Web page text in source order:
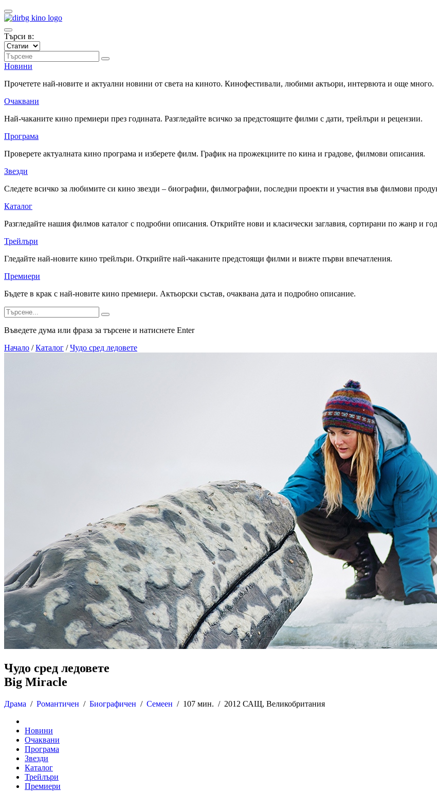
Търси в:
Новини
Прочетете най-новите и актуални новини от света на киното. Кинофестивали, любими актьори, интервюта и още много.
Очаквани
Най-чаканите кино премиери през годината. Разгледайте всичко за предстоящите филми с дати, трейлъри и рецензии.
Програма
Проверете актуалната кино програма и изберете филм. График на прожекциите по кина и градове, филмови описания.
Звезди
Следете всичко за любимите си кино звезди – биографии, филмографии, последни проекти и участия във филмови
Каталог
Разгледайте нашия филмов каталог с подробни описания. Открийте нови и класически заглавия, сортирани по жанр и
Трейлъри
Гледайте най-новите кино трейлъри. Открийте най-чаканите предстоящи филми и вижте първи впечатления.
Премиери
Бъдете в крак с най-новите кино премиери. Актьорски състав, очаквана дата и подробно описание.
Въведете дума или фраза за търсене и натиснете Enter
Начало / Каталог / Чудо сред ледовете
Чудо сред ледовете
Big Miracle
Драма / Романтичен / Биографичен / Семеен / 107 мин. / 2012 САЩ, Великобритания
Новини
Очаквани
Програма
Звезди
Каталог
Трейлъри
Премиери